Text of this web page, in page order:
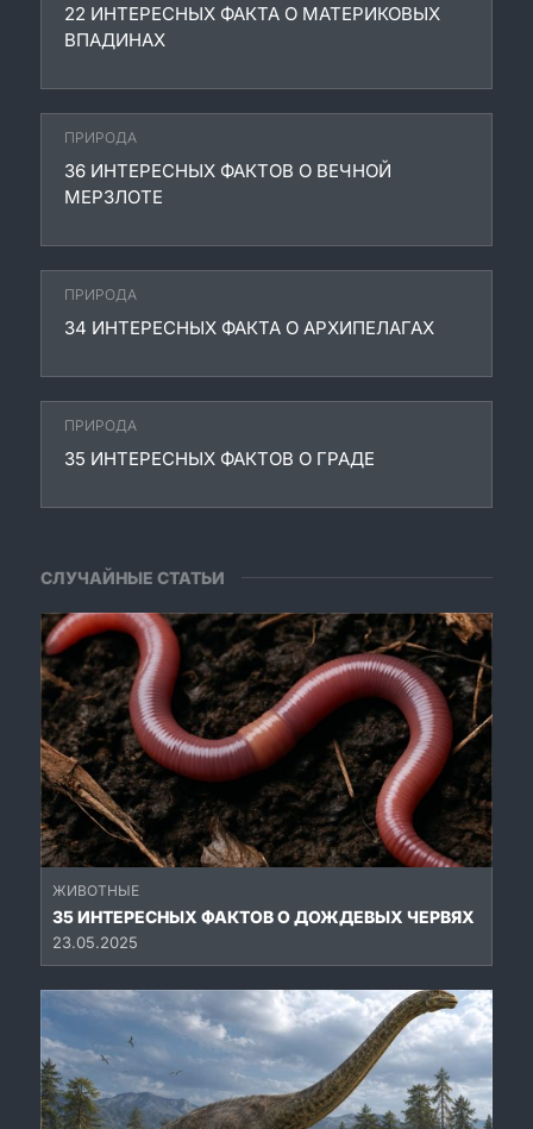
22 ИНТЕРЕСНЫХ ФАКТА О МАТЕРИКОВЫХ
ВПАДИНАХ
ПРИРОДА
36 ИНТЕРЕСНЫХ ФАКТОВ О ВЕЧНОЙ
МЕРЗЛОТЕ
ПРИРОДА
34 ИНТЕРЕСНЫХ ФАКТА О АРХИПЕЛАГАХ
ПРИРОДА
35 ИНТЕРЕСНЫХ ФАКТОВ О ГРАДЕ
СЛУЧАЙНЫЕ СТАТЬИ
ЖИВОТНЫЕ
35 ИНТЕРЕСНЫХ ФАКТОВ О ДОЖДЕВЫХ ЧЕРВЯХ
23.05.2025